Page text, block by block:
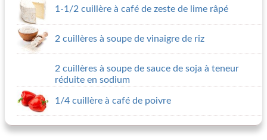
1-1/2 cuillère à café de zeste de lime râpé
2 cuillères à soupe de vinaigre de riz
2 cuillères à soupe de sauce de soja à teneur
réduite en sodium
1/4 cuillère à café de poivre